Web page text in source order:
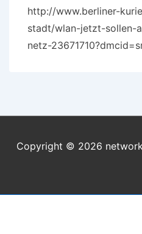
http://www.berliner-
stadt/wlan-jetzt-sollen-
netz-
Copyright © 2026